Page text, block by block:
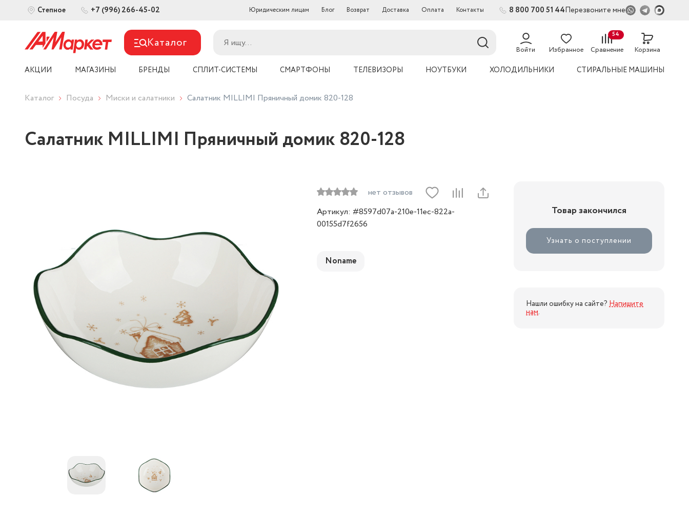
Степное +7 (996) 266-45-02 Юридическим лицам Блог Возврат Доставка Оплата Контакты 8 800 700 51 44Перезвоните мне
Каталог Войти Избранное Сравнение
54
Корзина
АКЦИИ МАГАЗИНЫ БРЕНДЫ СПЛИТ-СИСТЕМЫ СМАРТФОНЫ ТЕЛЕВИЗОРЫ НОУТБУКИ ХОЛОДИЛЬНИКИ СТИРАЛЬНЫЕ МАШИНЫ
Каталог Посуда Миски и салатники Салатник MILLIMI Пряничный домик 820-128
Салатник MILLIMI Пряничный домик 820-128
нет отзывов
Артикул: #8597d07a-210e-11ec-822a-
00155d7f2656
Noname
Товар закончился
Узнать о поступлении
Нашли ошибку на сайте? Напишите
нам.